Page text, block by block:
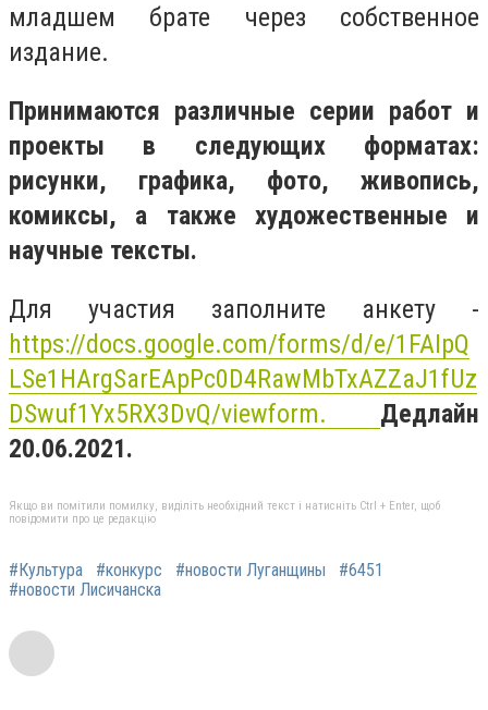
младшем брате через собственное
издание.
Принимаются различные серии работ и
проекты в следующих форматах:
рисунки, графика, фото, живопись,
комиксы, а также художественные и
научные тексты.
Для участия заполните анкету -
https://docs.google.com/forms/d/e/1FAIpQ
LSe1HArgSarEApPc0D4RawMbTxAZZaJ1fUz
DSwuf1Yx5RX3DvQ/viewform. Дедлайн
20.06.2021.
Якщо ви помітили помилку, виділіть необхідний текст і натисніть Ctrl + Enter, щоб
повідомити про це редакцію
#Культура #конкурс #новости Луганщины
#6451
#новости Лисичанска